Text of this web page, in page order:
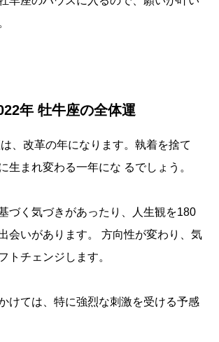
年 牡牛座の全体運
、改革の年になります。執着を捨て
生まれ変わる一年にな るでしょう。
づく気づきがあったり、人生観を180
会いがあります。 方向性が変わり、気
トチェンジします。
けては、特に強烈な刺激を受ける予感